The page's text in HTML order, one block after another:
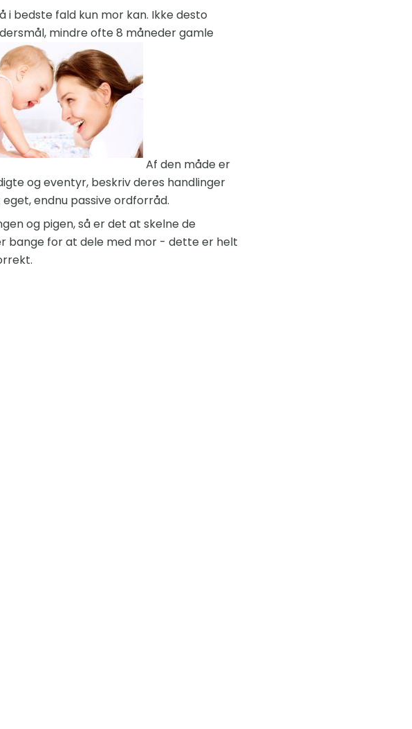
bedste fald kun mor kan. Ikke desto
mindre ofte 8 måneder gamle
Af den måde er
og eventyr, beskriv deres handlinger
endnu passive ordforråd.
og pigen, så er det at skelne de
bange for at dele med mor - dette er helt